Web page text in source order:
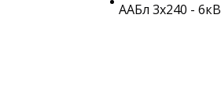
ААБл 3х240 - 6кВ